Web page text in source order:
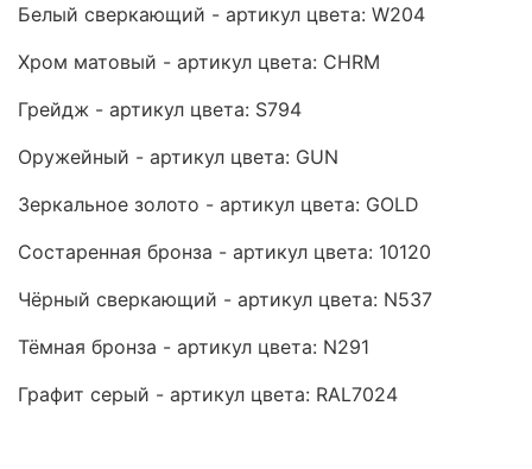
Белый сверкающий - артикул цвета: W204
Хром матовый - артикул цвета: CHRM
Грейдж - артикул цвета: S794
Оружейный - артикул цвета: GUN
Зеркальное золото - артикул цвета: GOLD
Состаренная бронза - артикул цвета: 10120
Чёрный сверкающий - артикул цвета: N537
Тёмная бронза - артикул цвета: N291
Графит серый - артикул цвета: RAL7024